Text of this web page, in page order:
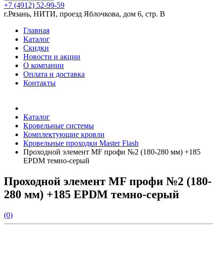
+7 (4912) 52-99-59
г.Рязань, НИТИ, проезд Яблочкова, дом 6, стр. В
Главная
Каталог
Скидки
Новости и акции
О компании
Оплата и доставка
Контакты
Каталог
Кровельные системы
Комплектующие кровли
Кровельные проходки Master Flash
Проходной элемент MF профи №2 (180-280 мм) +185
EPDM темно-серый
Проходной элемент MF профи №2 (180-
280 мм) +185 EPDM темно-серый
(0)